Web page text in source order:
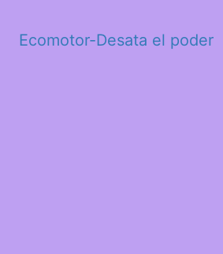
Ecomotor-Desata el poder